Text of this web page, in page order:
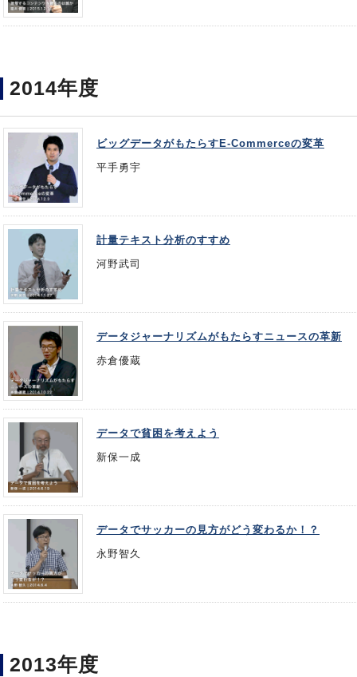
2014年度
ビッグデータがもたらすE-Commerceの変革
平手勇宇
計量テキスト分析のすすめ
河野武司
データジャーナリズムがもたらすニュースの革新
赤倉優蔵
データで貧困を考えよう
新保一成
データでサッカーの見方がどう変わるか！？
永野智久
2013年度